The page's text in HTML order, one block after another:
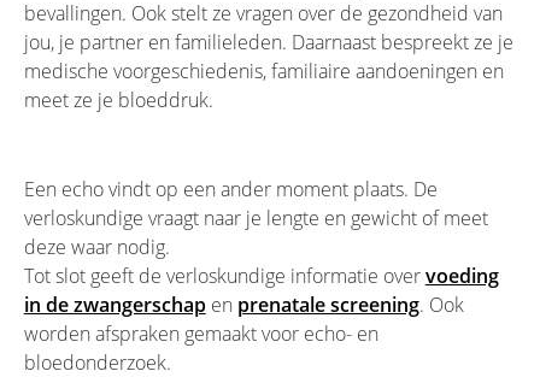
bevallingen. Ook stelt ze vragen over de gezondheid van
jou, je partner en familieleden. Daarnaast bespreekt ze je
medische voorgeschiedenis, familiaire aandoeningen en
meet ze je bloeddruk.
Een echo vindt op een ander moment plaats. De
verloskundige vraagt naar je lengte en gewicht of meet
deze waar nodig.
Tot slot geeft de verloskundige informatie overvoeding
in de zwangerschapen prenatale screening. Ook
worden afspraken gemaakt voor echo- en
bloedonderzoek.